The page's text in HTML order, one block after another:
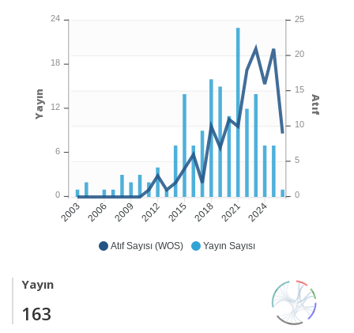
Atıf Sayısı (WOS) Yayın Sayısı
2003 2006 2009 2012 2015 2018 2021 2024
25
20
15
10
5
0
Atıf
24
18
12
6
0
Yayın
Yayın
163